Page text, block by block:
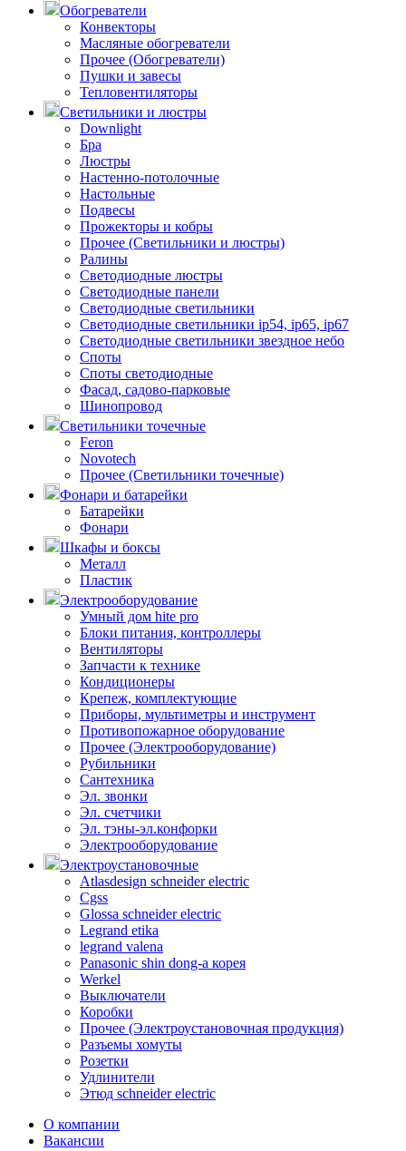
Обогреватели
Конвекторы
Масляные обогреватели
Прочее (Обогреватели)
Пушки и завесы
Тепловентиляторы
Светильники и люстры
Downlight
Бра
Люстры
Настенно-потолочные
Настольные
Подвесы
Прожекторы и кобры
Прочее (Светильники и люстры)
Ралины
Светодиодные люстры
Светодиодные панели
Светодиодные светильники
Светодиодные светильники ip54, ip65, ip67
Светодиодные светильники звездное небо
Споты
Споты светодиодные
Фасад, садово-парковые
Шинопровод
Светильники точечные
Feron
Novotech
Прочее (Светильники точечные)
Фонари и батарейки
Батарейки
Фонари
Шкафы и боксы
Металл
Пластик
Электрооборудование
Умный дом hite pro
Блоки питания, контроллеры
Вентиляторы
Запчасти к технике
Кондиционеры
Крепеж, комплектующие
Приборы, мультиметры и инструмент
Противопожарное оборудование
Прочее (Электрооборудование)
Рубильники
Сантехника
Эл. звонки
Эл. счетчики
Эл. тэны-эл.конфорки
Электрооборудование
Электроустановочные
Atlasdesign schneider electric
Cgss
Glossa schneider electric
Legrand etika
legrand valena
Panasonic shin dong-a корея
Werkel
Выключатели
Коробки
Прочее (Электроустановочная продукция)
Разъемы хомуты
Розетки
Удлинители
Этюд schneider electric
О компании
Вакансии